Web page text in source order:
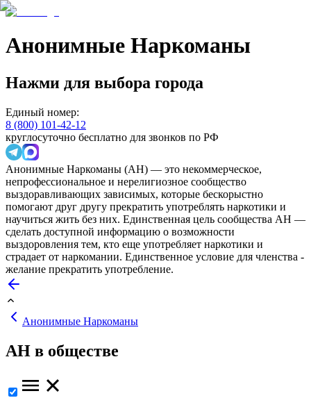
Анонимные Наркоманы
Нажми для выбора города
Единый номер:
8 (800) 101-42-12
круглосуточно бесплатно для звонков по РФ
Анонимные Наркоманы (АН) — это некоммерческое,
непрофессиональное и нерелигиозное сообщество
выздоравливающих зависимых, которые бескорыстно
помогают друг другу прекратить употреблять наркотики и
научиться жить без них. Единственная цель сообщества АН —
сделать доступной информацию о возможности
выздоровления тем, кто еще употребляет наркотики и
страдает от наркомании. Единственное условие для членства -
желание прекратить употребление.
Анонимные Наркоманы
АН в обществе